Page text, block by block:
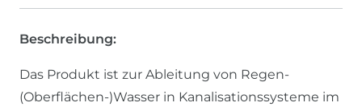
Beschreibung:
Das Produkt ist zur Ableitung von Regen-
(Oberflächen-)Wasser in Kanalisationssysteme im